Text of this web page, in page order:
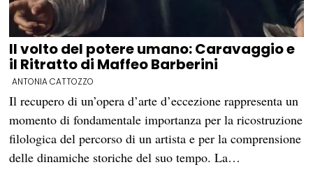
Il volto del potere umano: Caravaggio e
il Ritratto di Maffeo Barberini
ANTONIA CATTOZZO
Il recupero di un’opera d’arte d’eccezione rappresenta un
momento di fondamentale importanza per la ricostruzione
filologica del percorso di un artista e per la comprensione
delle dinamiche storiche del suo tempo. La…